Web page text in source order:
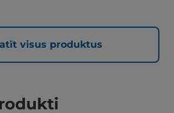
visus produktus